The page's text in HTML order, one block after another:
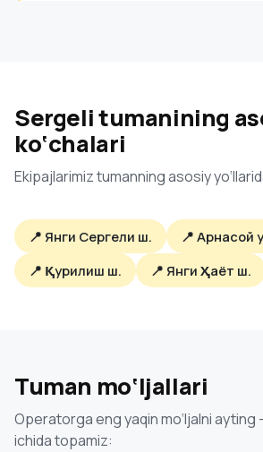
Sergeli tumanining
ko‘chalari
Ekipajlarimiz tumanning asosiy
📍 Янги Сергели ш.
📍 Арнасой
📍 Қурилиш ш.
📍 Янги Ҳаёт ш.
Tuman mo‘ljallari
Operatorga eng yaqin mo‘ljalni
ichida topamiz: